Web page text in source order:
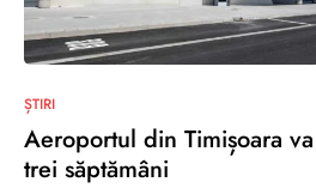
ȘTIRI
Aeroportul din Timișoara
trei săptămâni